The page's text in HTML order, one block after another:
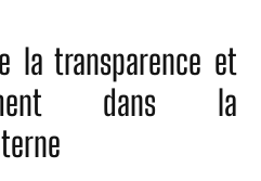
la transparence et
dans la